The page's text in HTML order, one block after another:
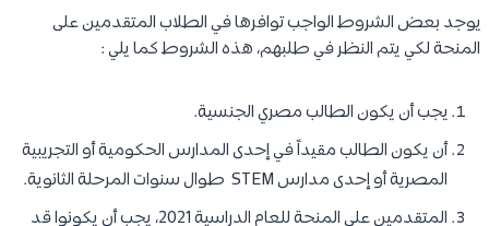
يوجد بعض الشروط الواجب توافرها في الطلاب المتقدمين على
المنحة لكي يتم النظر في طلبهم، هذه الشروط كما يلي :
يجب أن يكون الطالب مصري الجنسية.
أن يكون الطالب مقيداً في إحدى المدارس الحكومية أو التجريبية
المصرية أو إحدى مدارس STEM طوال سنوات المرحلة الثانوية.
المتقدمين على المنحة للعام الدراسية 2021، يجب أن يكونوا قد